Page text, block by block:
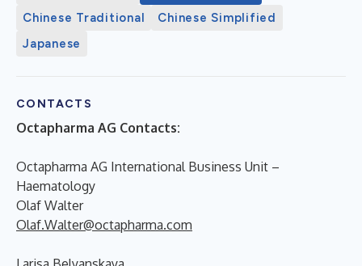
Chinese Traditional
Chinese Simplified
Japanese
CONTACTS
Octapharma AG Contacts:
Octapharma AG International Business Unit –
Haematology
Olaf Walter
Olaf.Walter@octapharma.com